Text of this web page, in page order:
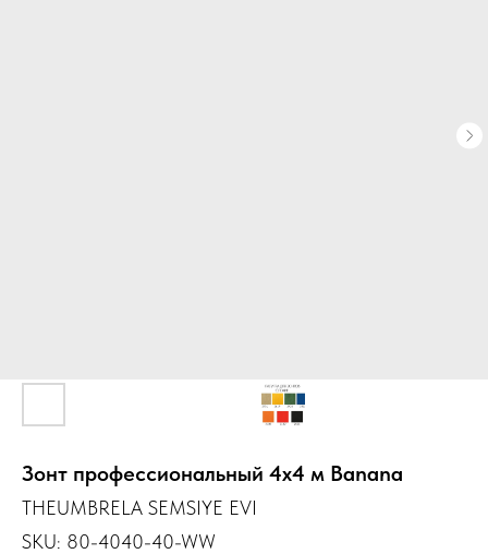
Зонт профессиональный 4х4 м Banana
THEUMBRELA SEMSIYE EVI
SKU: 80-4040-40-WW